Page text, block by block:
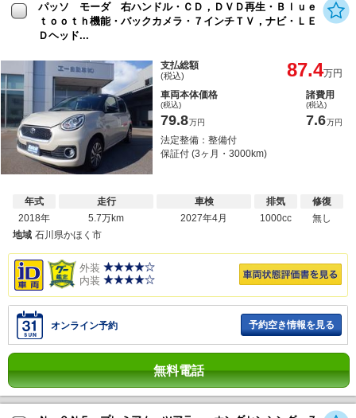
パッソ モーダ 右ハンドル・ＣＤ，ＤＶＤ再生・Ｂｌｕｅ
ｔｏｏｔｈ機能・バックカメラ・７インチＴＶ，ナビ・ＬＥ
Ｄヘッド...
支払総額
(税込) 87.4万円
車両本体価格
(税込)
79.8万円
諸費用
(税込)
7.6万円
法定整備：整備付
保証付 (3ヶ月・3000km)
年式
2018年
走行
5.7万km
車検
2027年4月
排気
1000cc
修復
無し
地域 石川県かほく市
外装
内装
オンライン予約 予約空き情報を見る
無料電話